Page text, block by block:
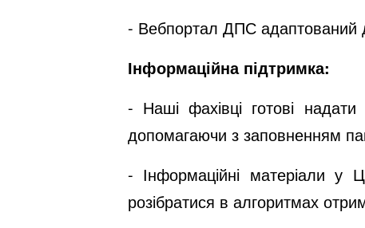
- Вебпортал ДПС
Інформаційна підтримка:
- Наші фахівці готові
допомагаючи з заповненням
- Інформаційні матеріали у
розібратися в алгоритмах